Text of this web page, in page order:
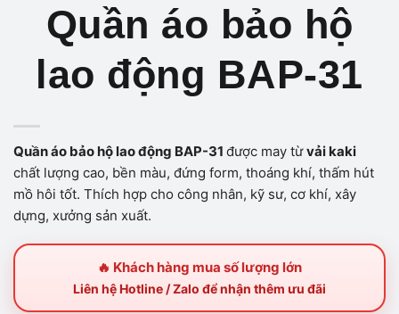
Quần áo bảo hộ
lao động BAP-31
Quần áo bảo hộ lao động BAP-31 được may từvải kaki
chất lượng cao, bền màu, đứng form, thoáng khí, thấm hút
mồ hôi tốt. Thích hợp cho công nhân, kỹ sư, cơ khí, xây
dựng, xưởng sản xuất.
🔥 Khách hàng mua số lượng lớn
Liên hệ Hotline / Zalo để nhận thêm ưu đãi